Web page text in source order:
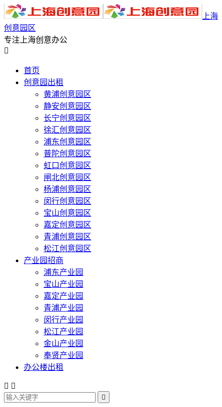
上海
创意园区
专注上海创意办公

首页
创意园出租
黄浦创意园区
静安创意园区
长宁创意园区
徐汇创意园区
浦东创意园区
普陀创意园区
虹口创意园区
闸北创意园区
杨浦创意园区
闵行创意园区
宝山创意园区
嘉定创意园区
青浦创意园区
松江创意园区
产业园招商
浦东产业园
宝山产业园
嘉定产业园
青浦产业园
闵行产业园
松江产业园
金山产业园
奉贤产业园
办公楼出租
 
